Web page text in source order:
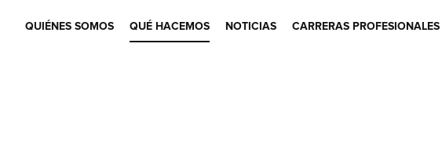
QUIÉNES SOMOS QUÉ HACEMOS NOTICIAS CARRERAS PROFESIONALES